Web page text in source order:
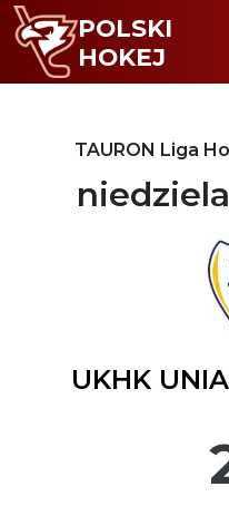
POLSKI
HOKEJ
TAURON Liga
niedziela
UKHK